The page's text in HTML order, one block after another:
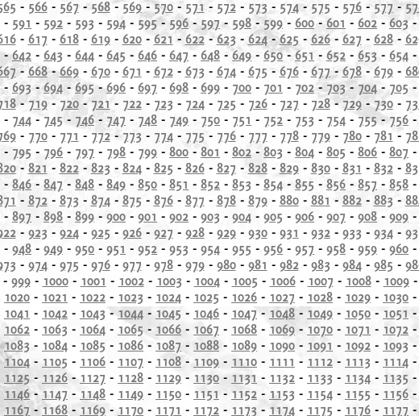
- 566- 567 - 568-569-570- 571- 572- 573 - 574- 575 - 576- 577 -
- 591 - 592 - 593 - 594 - 595- 596 - 597- 598 - 599 - 600 - 601 - 602 - 603-
- 617 - 618- 619- 620- 621 - 622- 623 - 624-625 - 626- 627 - 628-
-642 - 643 - 644 - 645 - 646 - 647 - 648 -649 - 650- 651 - 652 - 653 - 654 -
- 668-669- 670- 671 - 672- 673 - 674- 675 - 676- 677 - 678- 679-
- 693-694 - 695-696 - 697 - 698 - 699 - 700 - 701 - 702 -703- 704 - 705 -
- 719- 720- 721 - 722- 723 - 724- 725 - 726- 727 - 728- 729-730-
- 744 -745 - 746 - 747 - 748 - 749 - 750 - 751 - 752 - 753 - 754 - 755 - 756 -
- 770- 771 - 772- 773 - 774- 775 - 776- 777 - 778- 779- 780- 781 -
- 795 - 796 - 797 - 798 - 799 - 800 - 801 - 802 - 803 - 804 - 805 - 806 - 807 -
- 821 - 822- 823 - 824- 825 - 826- 827 - 828- 829- 830- 831 - 832-
- 846 - 847 - 848 - 849 - 850 - 851 - 852 - 853 - 854 - 855 - 856 - 857 - 858 -
- 872- 873 - 874- 875 - 876- 877 - 878- 879- 880- 881 - 882- 883 -
- 897 - 898 - 899 - 900 - 901 - 902 - 903 - 904 - 905 - 906 - 907 - 908 - 909 -
- 923 - 924- 925 - 926- 927 - 928- 929- 930- 931 - 932- 933 - 934-
- 948 - 949 - 950 - 951 - 952 - 953 - 954 - 955 - 956 - 957 - 958 - 959 - 960 -
- 974- 975 - 976- 977 - 978- 979- 980- 981 - 982- 983 - 984- 985 -
999- 1000- 1001 - 1002- 1003 - 1004- 1005 - 1006- 1007 - 1008- 1009-
1020 - 1021 - 1022 - 1023 - 1024 - 1025 - 1026 - 1027 - 1028 - 1029 - 1030 -
1041 - 1042 - 1043 - 1044 - 1045 - 1046 - 1047 - 1048 - 1049 - 1050 - 1051 -
1062 - 1063 - 1064 - 1065 - 1066 - 1067 - 1068 - 1069 - 1070 - 1071 - 1072 -
1083 - 1084 - 1085 - 1086 - 1087 - 1088 - 1089 - 1090 - 1091 - 1092 - 1093 -
1104 - 1105 - 1106 - 1107 - 1108 - 1109 - 1110 - 1111 - 1112 - 1113 - 1114 -
1125 - 1126 - 1127 - 1128 - 1129 - 1130 - 1131 - 1132 - 1133 - 1134 - 1135 -
1146 -1147 - 1148 - 1149 - 1150 - 1151 - 1152 - 1153 - 1154 - 1155 - 1156 -
1167 - 1168 - 1169 - 1170 - 1171 - 1172 - 1173 - 1174 - 1175 - 1176 - 1177 -